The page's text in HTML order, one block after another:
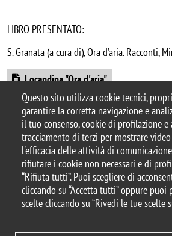
Questo sito utilizza cookie tecnici,
garantire la corretta navigazione e
il tuo consenso, cookie di profilazione
tracciamento di terzi per mostrare
l'efficacia delle attività di
rifiutare i cookie non necessari e di
“Rifiuta tutti”. Puoi scegliere di
cliccando su “Accetta tutti” oppure puoi
scelte cliccando su “Rivedi le tue scelte
LIBRO PRESENTATO:
S. Granata (a cura di), Ora d’aria. Racconti,
DocumentLocandina "Ora d'aria"
© 2025 Università degli
Piazza dell'Ateneo
Casella PEC:
P.I. 12621570154 |